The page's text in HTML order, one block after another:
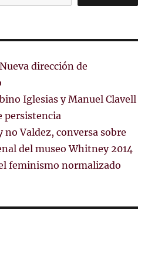
dirección de
Iglesias y Manuel Clavell
persistencia
Valdez, conversa sobre
del museo Whitney 2014
feminismo normalizado